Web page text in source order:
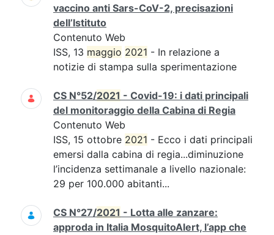
vaccino anti Sars-CoV-2, precisazioni
dell’Istituto
Contenuto Web
ISS, 13 maggio 2021 - In relazione a
notizie di stampa sulla sperimentazione
CS N°52/2021 - Covid-19: i dati principali
del monitoraggio della Cabina di Regia
Contenuto Web
ISS, 15 ottobre 2021 - Ecco i dati principali
emersi dalla cabina di regia...diminuzione
l’incidenza settimanale a livello nazionale:
29 per 100.000 abitanti...
CS N°27/2021 - Lotta alle zanzare:
approda in Italia MosquitoAlert, l’app che